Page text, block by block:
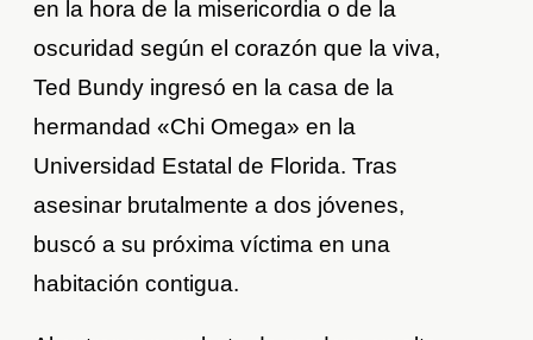
en la hora de la misericordia o de la
oscuridad según el corazón que la viva,
Ted Bundy ingresó en la casa de la
hermandad «Chi Omega» en la
Universidad Estatal de Florida. Tras
asesinar brutalmente a dos jóvenes,
buscó a su próxima víctima en una
habitación contigua.